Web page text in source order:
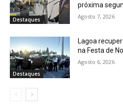
Destaques
próxima
Agosto 7, 2026
Destaques
Lagoa
na Festa de
Agosto 6, 2026